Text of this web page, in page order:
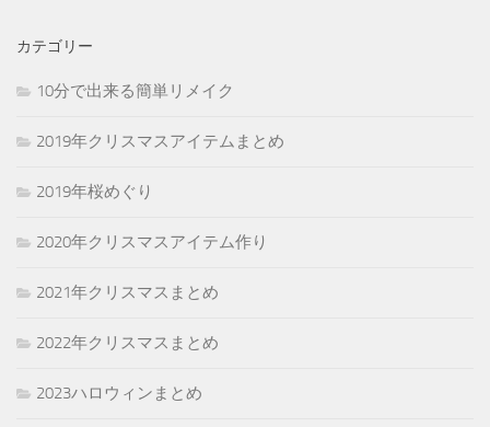
カテゴリー
10分で出来る簡単リメイク
2019年クリスマスアイテムまとめ
2019年桜めぐり
2020年クリスマスアイテム作り
2021年クリスマスまとめ
2022年クリスマスまとめ
2023ハロウィンまとめ